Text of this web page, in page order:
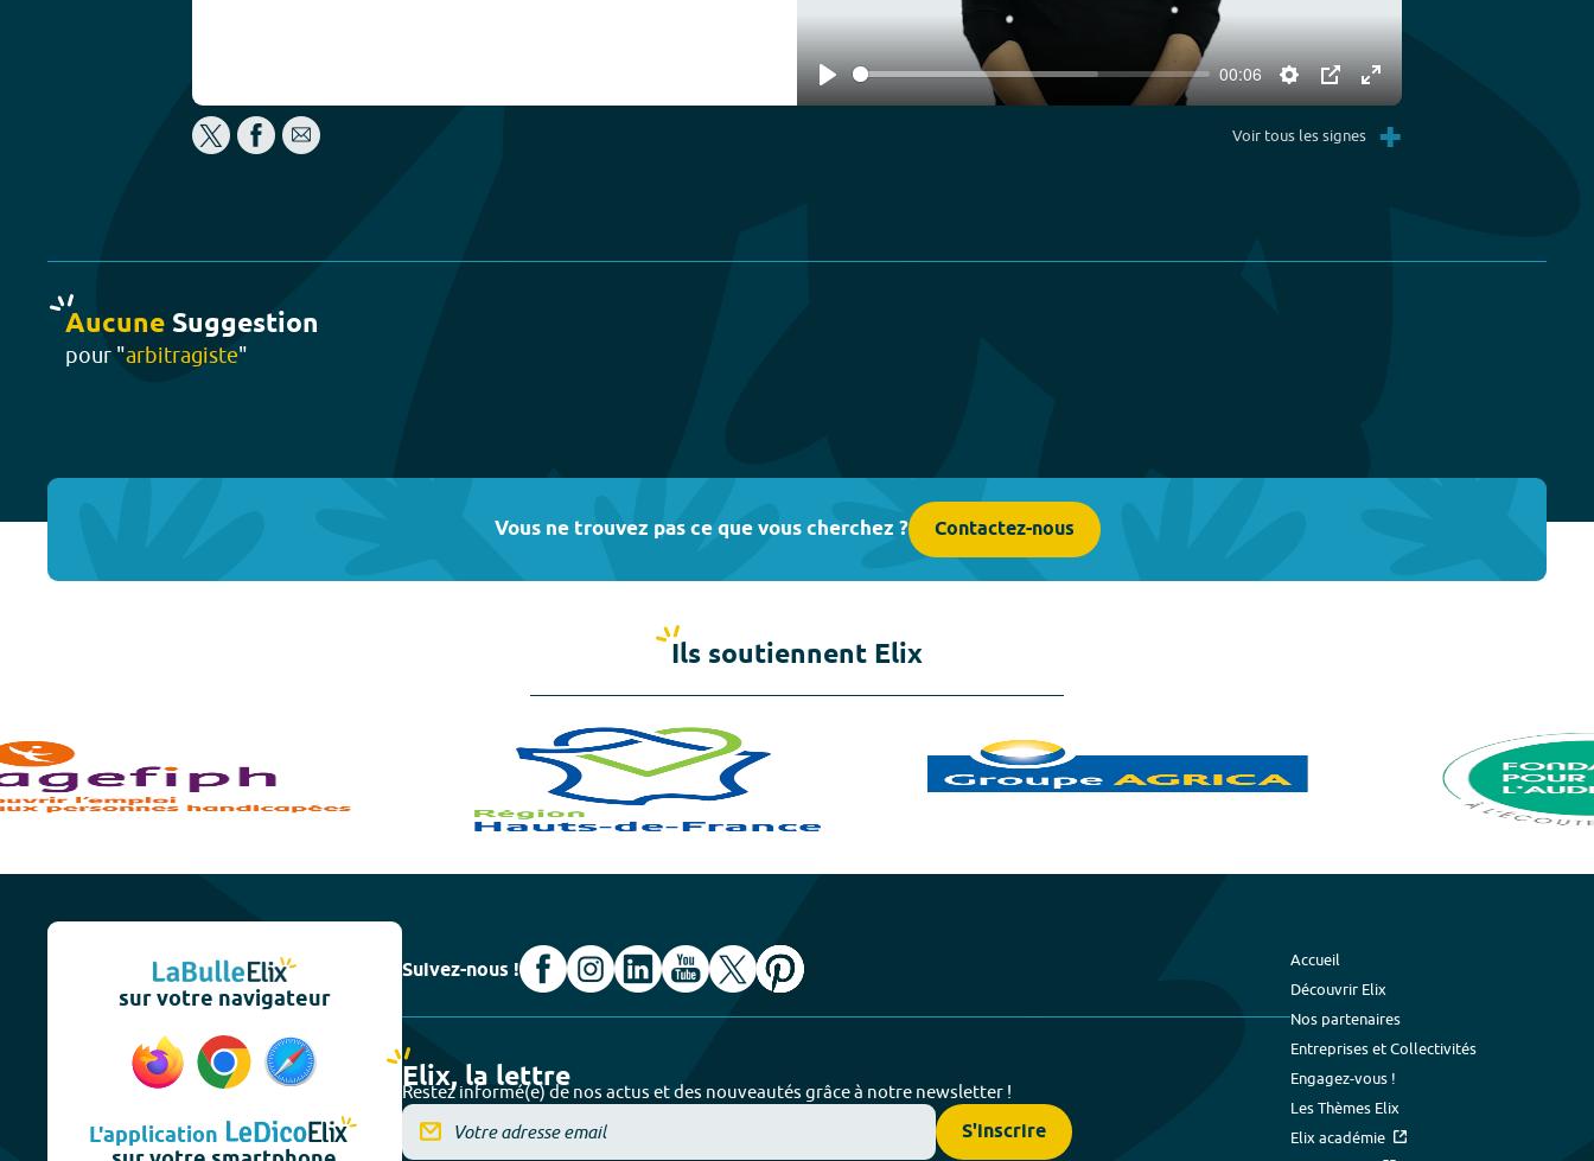
Play
00:06
Settings
PIP Enter
fullscreen
Voir tous les signes +
Aucune Suggestion
pour "arbitragiste"
Vous ne trouvez pas ce que vous cherchez ? Contactez-nous
Ils soutiennent Elix
sur votre navigateur
L'application
Suivez-nous !
Elix, la lettre
Restez informé(e) de nos actus et des nouveautés grâce à notre newsletter !
S'inscrire
Accueil
Découvrir Elix
Nos partenaires
Entreprises et Collectivités
Engagez-vous !
Les Thèmes Elix
Elix académie